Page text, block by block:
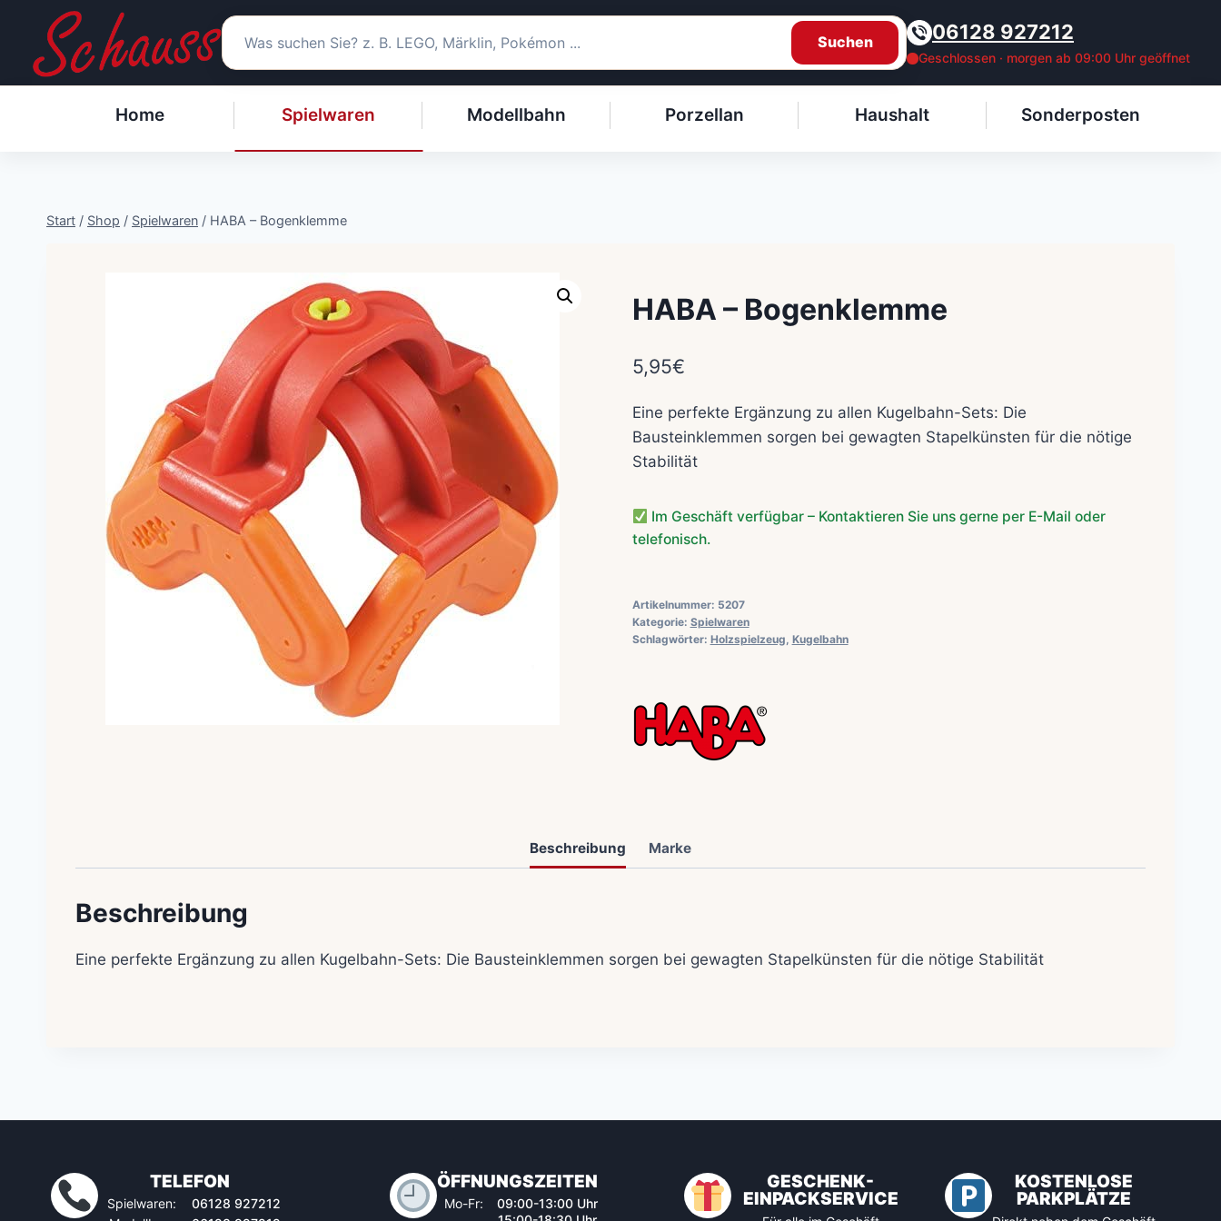
springen
Suchen 06128 927212
Geschlossen · morgen ab 09:00 Uhr geöffnet
Home Spielwaren Modellbahn Porzellan Haushalt Sonderposten
Start / Shop / Spielwaren / HABA – Bogenklemme
HABA – Bogenklemme
5,95€
Eine perfekte Ergänzung zu allen Kugelbahn-Sets: Die
Bausteinklemmen sorgen bei gewagten Stapelkünsten für die nötige
Stabilität
Im Geschäft verfügbar – Kontaktieren Sie uns gerne per E-Mail oder
telefonisch.
Artikelnummer: 5207
Kategorie: Spielwaren
Schlagwörter: Holzspielzeug, Kugelbahn
Beschreibung Marke
Beschreibung
Eine perfekte Ergänzung zu allen Kugelbahn-Sets: Die Bausteinklemmen sorgen bei gewagten Stapelkünsten für die nötige Stabilität
TELEFON
Spielwaren:
06128 927212
ÖFFNUNGSZEITEN
Mo-Fr:
09:00-13:00 Uhr
GESCHENK-
EINPACKSERVICE
KOSTENLOSE
PARKPLÄTZE